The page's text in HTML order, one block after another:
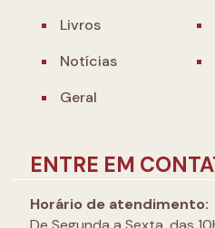
Livros
Notícias
Geral
ENTRE EM
Horário de atendimento: